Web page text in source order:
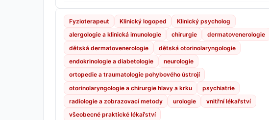
Fyzioterapeut Klinický logoped
Klinický psycholog
alergologie a klinická imunologie
chirurgie
dermatovenerologie
dětská dermatovenerologie
dětská otorinolaryngologie
endokrinologie a diabetologie
neurologie
ortopedie a traumatologie pohybového ústrojí
otorinolaryngologie a chirurgie hlavy a krku
psychiatrie
radiologie a zobrazovací metody
urologie
vnitřní lékařství
všeobecné praktické lékařství